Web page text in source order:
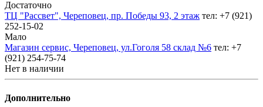
Достаточно
ТЦ "Рассвет", Череповец, пр. Победы 93, 2 этаж тел: +7 (921)
252-15-02
Мало
Магазин сервис, Череповец, ул.Гоголя 58 склад №6 тел: +7
(921) 254-75-74
Нет в наличии
Дополнительно